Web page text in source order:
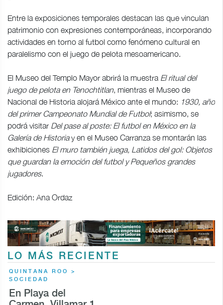
Entre la exposiciones temporales destacan las que vinculan
patrimonio con expresiones contemporáneas, incorporando
actividades en torno al futbol como fenómeno cultural en
paralelismo con el juego de pelota mesoamericano.
El Museo del Templo Mayor abrirá la muestra El ritual del
juego de pelota en Tenochtitlan, mientras el Museo de
Nacional de Historia alojará México ante el mundo: 1930, año
del primer Campeonato Mundial de Futbol; asimismo, se
podrá visitar Del pase al poste: El futbol en México en la
Galería de Historiay en el Museo Carranza se montarán las
exhibiciones El muro también juega, Latidos del gol: Objetos
que guardan la emoción del futbol y Pequeños grandes
jugadores.
Edición: Ana Ordaz
LO MÁS RECIENTE
QUINTANA ROO >
SOCIEDAD
En Playa del